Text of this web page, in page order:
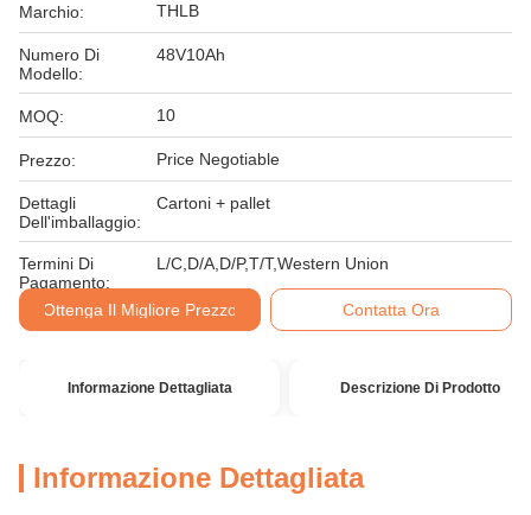
Marchio: THLB
Numero Di
Modello:
48V10Ah
MOQ: 10
Prezzo: Price Negotiable
Dettagli
Dell'imballaggio:
Cartoni + pallet
Termini Di
Pagamento:
L/C,D/A,D/P,T/T,Western Union
Ottenga Il Migliore Prezzo Contatta Ora
Informazione Dettagliata Descrizione Di Prodotto
Informazione Dettagliata